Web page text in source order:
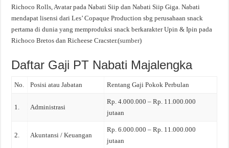
Richoco Rolls, Avatar pada Nabati Siip dan Nabati Siip Giga. Nabati
mendapat lisensi dari Les’ Copaque Production sbg perusahaan snack
pertama di dunia yang memproduksi snack berkarakter Upin & Ipin pada
Richoco Bretos dan Richeese Cracster.(sumber)
Daftar Gaji PT Nabati Majalengka
No. Posisi atau Jabatan Rentang Gaji Pokok Perbulan
1. Administrasi
Rp. 4.000.000 – Rp. 11.000.000
jutaan
2. Akuntansi / Keuangan
Rp. 6.000.000 – Rp. 11.000.000
jutaan